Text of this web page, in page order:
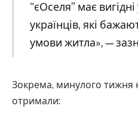
“єОселя” має
українців, які
умови житла», —
Зокрема, минулого тижня
отримали: